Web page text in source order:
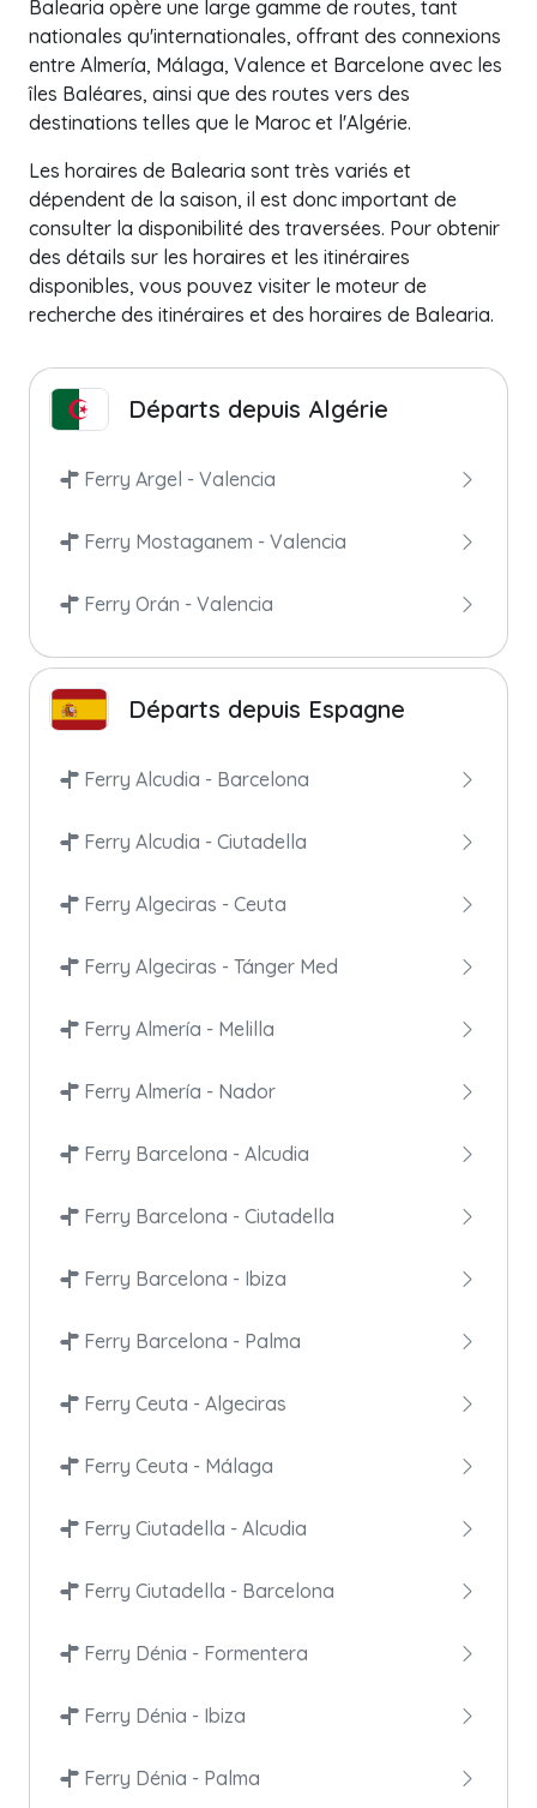
Balearia opère une large gamme de routes, tant
nationales qu'internationales, offrant des connexions
entre Almería, Málaga, Valence et Barcelone avec les
îles Baléares, ainsi que des routes vers des
destinations telles que le Maroc et l'Algérie.
Les horaires de Balearia sont très variés et
dépendent de la saison, il est donc important de
consulter la disponibilité des traversées. Pour obtenir
des détails sur les horaires et les itinéraires
disponibles, vous pouvez visiter le moteur de
recherche des itinéraires et des horaires de Balearia.
Départs depuis Algérie
Ferry Argel - Valencia
Ferry Mostaganem - Valencia
Ferry Orán - Valencia
Départs depuis Espagne
Ferry Alcudia - Barcelona
Ferry Alcudia - Ciutadella
Ferry Algeciras - Ceuta
Ferry Algeciras - Tánger Med
Ferry Almería - Melilla
Ferry Almería - Nador
Ferry Barcelona - Alcudia
Ferry Barcelona - Ciutadella
Ferry Barcelona - Ibiza
Ferry Barcelona - Palma
Ferry Ceuta - Algeciras
Ferry Ceuta - Málaga
Ferry Ciutadella - Alcudia
Ferry Ciutadella - Barcelona
Ferry Dénia - Formentera
Ferry Dénia - Ibiza
Ferry Dénia - Palma